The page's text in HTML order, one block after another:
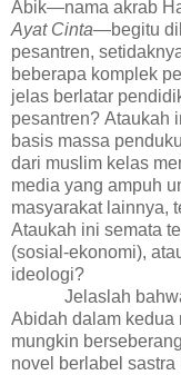
Abik—nama akrab
Ayat Cinta—begitu
pesantren,
beberapa komplek
jelas berlatar
pesantren? Ataukah
basis massa
dari muslim kelas
media yang ampuh
masyarakat lainnya,
Ataukah ini semata
(sosial-ekonomi),
ideologi?
Jelas lah
Abidah dalam kedua
mungkin
novel berlabel